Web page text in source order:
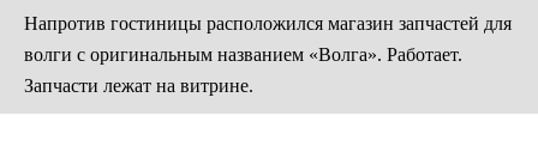
Напротив гостиницы расположился магазин запчастей для
волги с оригинальным названием «Волга». Работает.
Запчасти лежат на витрине.